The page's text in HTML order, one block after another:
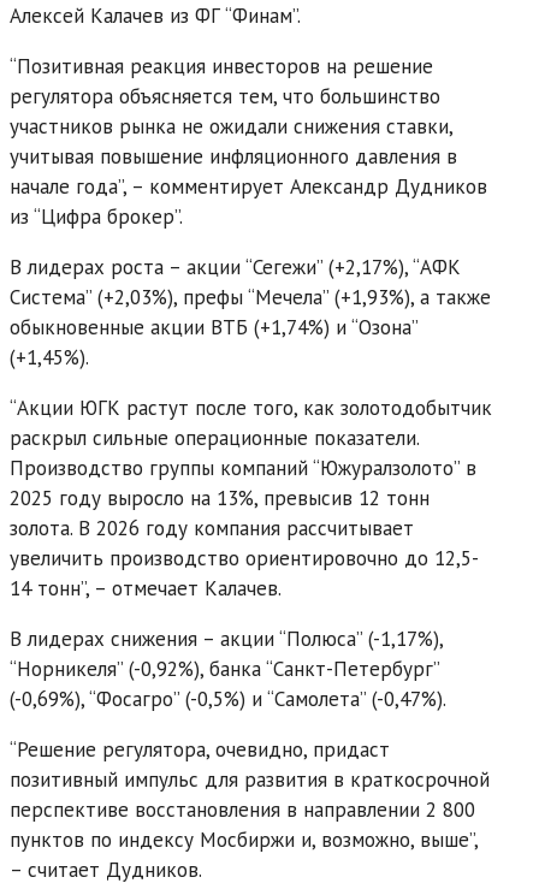
Алексей Калачев из ФГ “Финам”.
“Позитивная реакция инвесторов на решение
регулятора объясняется тем, что большинство
участников рынка не ожидали снижения ставки,
учитывая повышение инфляционного давления в
начале года”, – комментирует Александр Дудников
из “Цифра брокер”.
В лидерах роста – акции “Сегежи” (+2,17%), “АФК
Система” (+2,03%), префы “Мечела” (+1,93%), а также
обыкновенные акции ВТБ (+1,74%) и “Озона”
(+1,45%).
“Акции ЮГК растут после того, как золотодобытчик
раскрыл сильные операционные показатели.
Производство группы компаний “Южуралзолото” в
2025 году выросло на 13%, превысив 12 тонн
золота. В 2026 году компания рассчитывает
увеличить производство ориентировочно до 12,5-
14 тонн”, – отмечает Калачев.
В лидерах снижения – акции “Полюса” (-1,17%),
“Норникеля” (-0,92%), банка “Санкт-Петербург”
(-0,69%), “Фосагро” (-0,5%) и “Самолета” (-0,47%).
“Решение регулятора, очевидно, придаст
позитивный импульс для развития в краткосрочной
перспективе восстановления в направлении 2 800
пунктов по индексу Мосбиржи и, возможно, выше”,
– считает Дудников.